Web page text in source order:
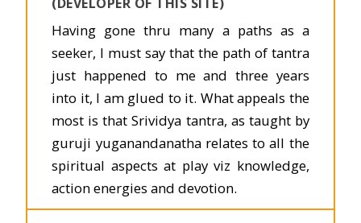
Having gone thru many a paths as a
seeker, I must say that the path of tantra
just happened to me and three years
into it, I am glued to it. What appeals the
most is that Srividya tantra, as taught by
guruji yuganandanatha relates to all the
spiritual aspects at play viz knowledge,
action energies and devotion.